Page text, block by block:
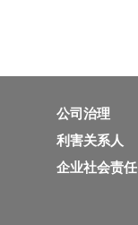
公司治理
利害关系人
企业社会责任